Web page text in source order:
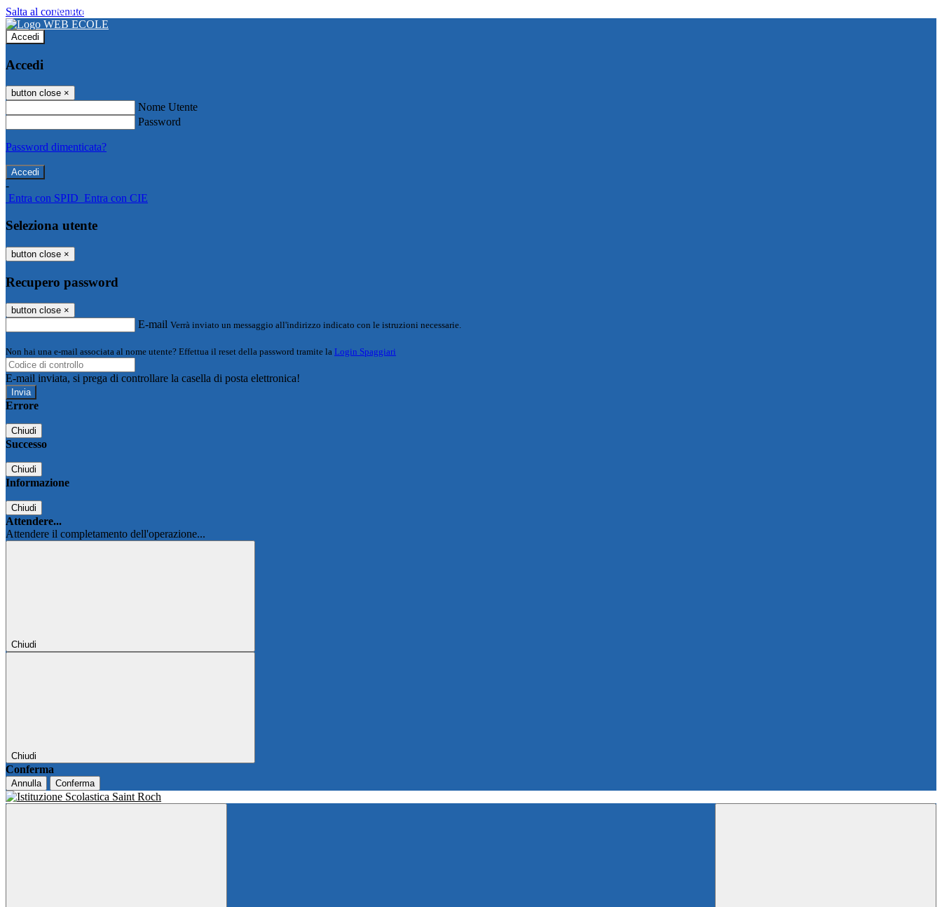
Salta al contenuto
WEB ECOLE
Accedi
Accedi
button close ×
Nome Utente
Password
Password dimenticata?
-
Entra con SPID Entra con CIE
Seleziona utente
button close ×
Recupero password
button close ×
E-mail Verrà inviato un messaggio all'indirizzo indicato con le istruzioni necessarie.
Non hai una e-mail associata al nome utente? Effettua il reset della password tramite la Login Spaggiari
E-mail inviata, si prega di controllare la casella di posta elettronica!
Errore
Chiudi
Successo
Chiudi
Informazione
Chiudi
Attendere...
Attendere il completamento dell'operazione...
Chiudi
Chiudi
Conferma
Annulla Conferma